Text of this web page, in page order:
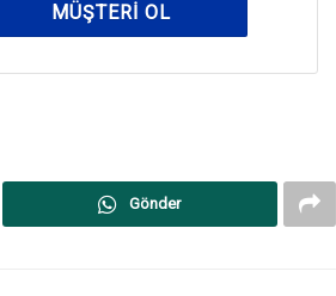
MÜŞTERI OL
Gönder